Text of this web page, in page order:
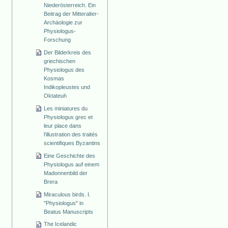
Niederösterreich. Ein
Beitrag der Mitteralter-
Archäologie zur
Physiologus-
Forschung
Der Bilderkreis des
griechischen
Physiologus des
Kosmas
Indikopleustes und
Oktateuh
Les miniatures du
Physiologus grec et
leur place dans
l'illustration des traités
scientifiques Byzantins
Eine Geschichte des
Physiologus auf einem
Madonnenbild der
Brera
Miraculous birds. I.
"Physiologus" in
Beatus Manuscripts
The Icelandic